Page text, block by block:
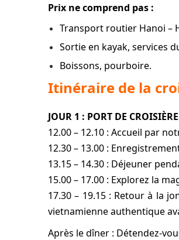
Prix ne comprend pas :
Transport routier Hanoi –
Sortie en kayak, services
Boissons, pourboire.
Itinéraire de la
JOUR 1 : PORT DE
12.00 – 12.10 : Accueil par
12.30 – 13.00 :
13.15 – 14.30 : Déjeuner
15.00 – 17.00 : Explorez la
17.30 – 19.15 : Retour à la
vietnamienne authentique
Après le dîner : Détendez-